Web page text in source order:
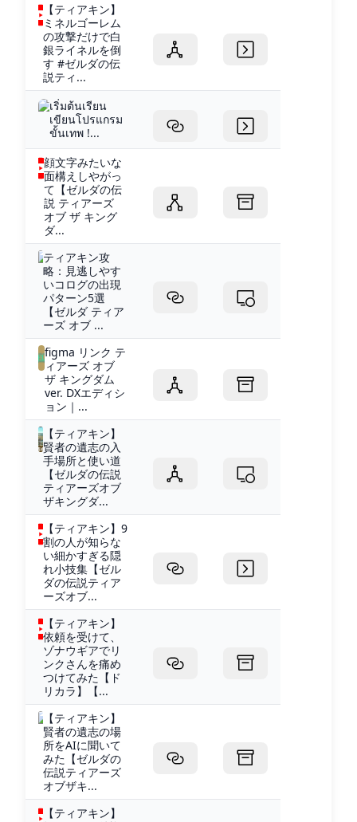
【ティアキン】
ミネルゴーレム
の攻撃だけで白
銀ライネルを倒
す #ゼルダの伝
説ティ...
เริ่มต้นเรียน
เขียนโปรแกรม
ขั้นเทพ !...
顔文字みたいな
面構えしやがっ
て【ゼルダの伝
説 ティアーズ
オブ ザ キング
ダ...
ティアキン攻
略：見逃しやす
いコログの出現
パターン5選
【ゼルダ ティア
ーズ オブ ...
figma リンク テ
ィアーズ オブ
ザ キングダム
ver. DXエディシ
ョン｜...
【ティアキン】
賢者の遺志の入
手場所と使い道
【ゼルダの伝説
ティアーズオブ
ザキングダ...
【ティアキン】9
割の人が知らな
い細かすぎる隠
れ小技集【ゼル
ダの伝説ティア
ーズオブ...
【ティアキン】
依頼を受けて、
ゾナウギアでリ
ンクさんを痛め
つけてみた【ド
リカラ】【...
【ティアキン】
賢者の遺志の場
所をAIに聞いて
みた【ゼルダの
伝説ティアーズ
オブザキ...
【ティアキン】